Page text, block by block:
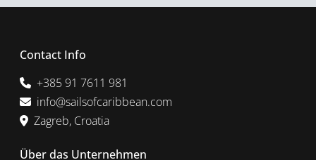
Contact Info
+385 91 7611 981
info@sailsofcaribbean.com
Zagreb, Croatia
Über das Unternehmen